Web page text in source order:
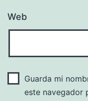
Web
Guarda mi
este navegador